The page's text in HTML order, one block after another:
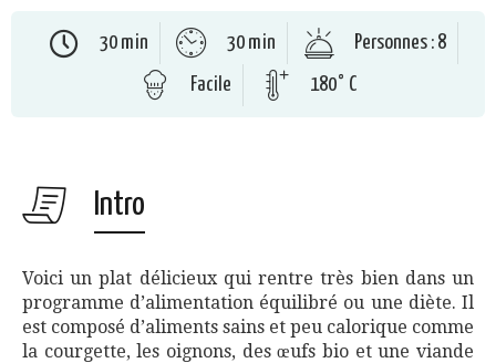
30 min 30 min
Personnes : 8
Facile
180° C
Intro
Voici un plat délicieux qui rentre très bien dans un
programme d’alimentation équilibré ou une diète. Il
est composé d’aliments sains et peu calorique comme
la courgette, les oignons, des œufs bio et une viande